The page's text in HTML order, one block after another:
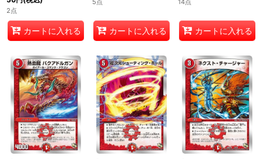
2点
カートに入れる
5点
カートに入れる
14点
カートに入れる